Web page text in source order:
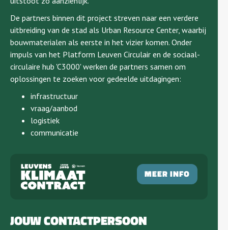
De partners binnen dit project streven naar een verdere
uitbreiding van de stad als Urban Resource Center, waarbij
bouwmaterialen als eerste in het vizier komen. Onder
impuls van het Platform Leuven Circulair en de sociaal-
circulaire hub 'C3000' werken de partners samen om
oplossingen te zoeken voor gedeelde uitdagingen:
infrastructuur
vraag/aanbod
logistiek
communicatie
MEER INFO
JOUW CONTACTPERSOON